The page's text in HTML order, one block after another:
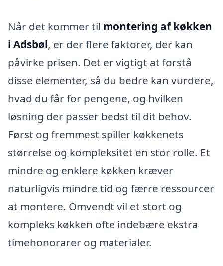
Når det kommer til montering af køkken
i Adsbøl, er der flere faktorer, der kan
påvirke prisen. Det er vigtigt at forstå
disse elementer, så du bedre kan vurdere,
hvad du får for pengene, og hvilken
løsning der passer bedst til dit behov.
Først og fremmest spiller køkkenets
størrelse og kompleksitet en stor rolle. Et
mindre og enklere køkken kræver
naturligvis mindre tid og færre ressourcer
at montere. Omvendt vil et stort og
kompleks køkken ofte indebære ekstra
timehonorarer og materialer.